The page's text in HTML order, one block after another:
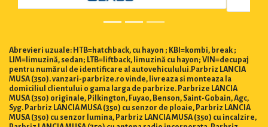
Abrevieri uzuale: HTB=hatchback, cu hayon ; KBI=kombi, break ;
LIM=limuzină, sedan; LTB=liftback, limuzină cu hayon; VIN=decupaj
pentru numărul de identificare al autovehiculului.Parbriz LANCIA
MUSA (350). vanzari-parbrize.ro vinde, livreaza si monteaza la
domiciliul clientului o gama larga de parbrize. Parbrize LANCIA
MUSA (350) originale, Pilkington, Fuyao, Benson, Saint-Gobain, Agc,
Syg. Parbriz LANCIA MUSA (350) cu senzor de ploaie, Parbriz LANCIA
MUSA (350) cu senzor lumina, Parbriz LANCIA MUSA (350) cu incalzire,